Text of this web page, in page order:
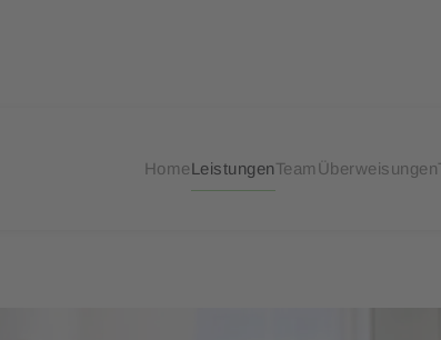
HomeLeistungenTeam Überweisungen